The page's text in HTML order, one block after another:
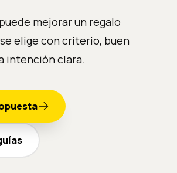
mejorar un regalo
elige con criterio, buen
intención clara.